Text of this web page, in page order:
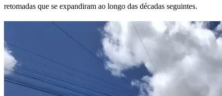
retomadas que se expandiram ao longo das décadas seguintes.